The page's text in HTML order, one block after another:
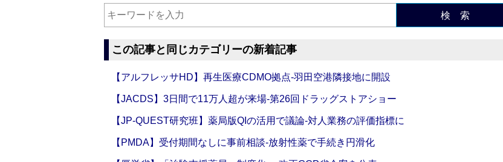
検 索
この記事と同じカテゴリーの新着記事
【アルフレッサHD】再生医療CDMO拠点‐羽田空港隣接地に開設
【JACDS】3日間で11万人超が来場‐第26回ドラッグストアショー
【JP-QUEST研究班】薬局版QIの活用で議論‐対人業務の評価指標に
【PMDA】受付期間なしに事前相談‐放射性薬で手続き円滑化